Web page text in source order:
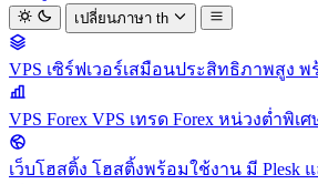
เปลี่ยนภาษาth
VPS เซิร์ฟเวอร์เสมือนประสิทธิภาพสูง พ
VPS Forex VPS เทรด Forex หน่วงต่ำพิ
เว็บโฮสติ้ง โฮสติ้งพร้อมใช้งาน มี Plesk แ